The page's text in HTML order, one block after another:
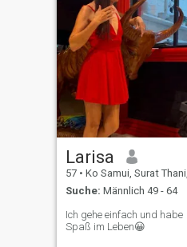
Larisa
57 • Ko Samui, Surat Thani, Thailand
Suche: Männlich 49 - 64
Ich gehe einfach und habe
Spaß im Leben😀